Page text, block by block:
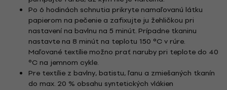
Po 6 hodinách schnutia prikryte namaľovanú látku
papierom na pečenie a zafixujte ju žehličkou pri
nastavení na bavlnu na 5 minút. Prípadne tkaninu
nastavte na 8 minút na teplotu 150 °C v rúre.
Maľované textílie možno prať naruby pri teplote do 40
°C na jemnom cykle.
Pre textílie z bavlny, batistu, ľanu a zmiešaných tkanín
do max. 20 % obsahu syntetických vlákien